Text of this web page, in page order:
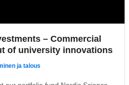
– Commercial
of university innovations
ja talous